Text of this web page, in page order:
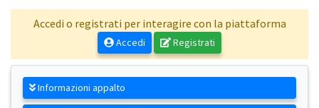
Accedi o registrati per interagire con la piattaforma
Accedi Registrati
Informazioni appalto